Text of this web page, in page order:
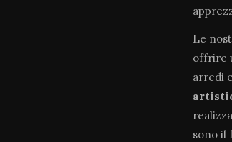
Le
offrire
arredi
sono il